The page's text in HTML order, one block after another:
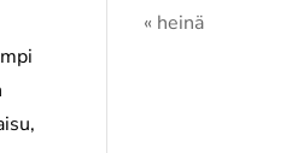
« heinä